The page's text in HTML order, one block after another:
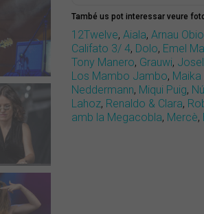
També us pot interessar veure
12Twelve, Aiala, Arnau
Califato 3/ 4, Dolo, Emel
Tony Manero, Grauwi,
Los Mambo Jambo,
Neddermann, Miqui Puig,
Lahoz, Renaldo & Clara,
amb la Megacobla, Mercè,